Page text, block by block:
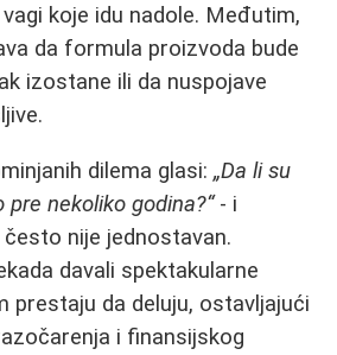
koje idu nadole. Međutim,
da formula proizvoda bude
izostane ili da nuspojave
dilema glasi: „Da li su
nekoliko godina?“- i
nije jednostavan.
davali spektakularne
prestaju da deluju, ostavljajući
i finansijskog